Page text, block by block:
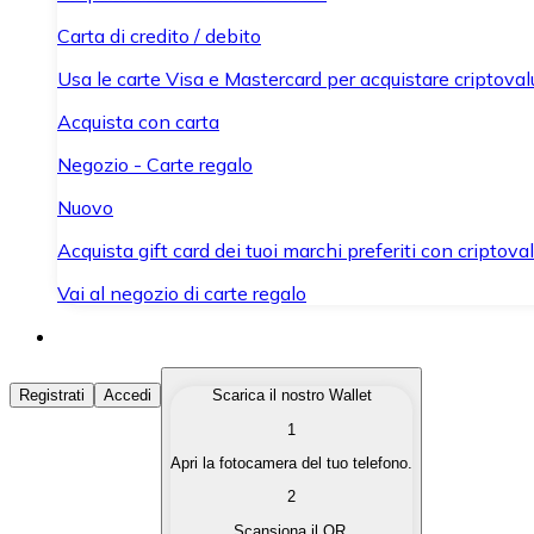
Carta di credito / debito
Usa le carte Visa e Mastercard per acquistare
Acquista con carta
Negozio - Carte regalo
Nuovo
Acquista gift card dei tuoi marchi preferiti con
Vai al negozio di carte regalo
Acquista Criptovalute
Acquista le criptovalute che ti interessano in modo
Converti le tue criptovalute in valuta fiat quando ne hai
Registrati Accedi
Scarica il nostro Wallet
1
Apri la fotocamera del tuo telefono.
2